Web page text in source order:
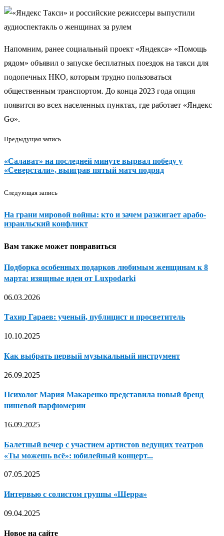
Напомним, ранее социальный проект «Яндекса» «Помощь
рядом» объявил о запуске бесплатных поездок на такси для
подопечных НКО, которым трудно пользоваться
общественным транспортом. До конца 2023 года опция
появится во всех населенных пунктах, где работает «Яндекс
Go».
Предыдущая запись
«Салават» на последней минуте вырвал победу у
«Северстали», выиграв пятый матч подряд
Следующая запись
На грани мировой войны: кто и зачем разжигает арабо-
израильский конфликт
Вам также может понравиться
Подборка особенных подарков любимым женщинам к 8
марта: изящные идеи от Luxpodarki
06.03.2026
Тахир Гараев: ученый, публицист и просветитель
10.10.2025
Как выбрать первый музыкальный инструмент
26.09.2025
Психолог Мария Макаренко представила новый бренд
нишевой парфюмерии
16.09.2025
Балетный вечер с участием артистов ведущих театров
«Ты можешь всё»: юбилейный концерт...
07.05.2025
Интервью с солистом группы «Шерра»
09.04.2025
Новое на сайте